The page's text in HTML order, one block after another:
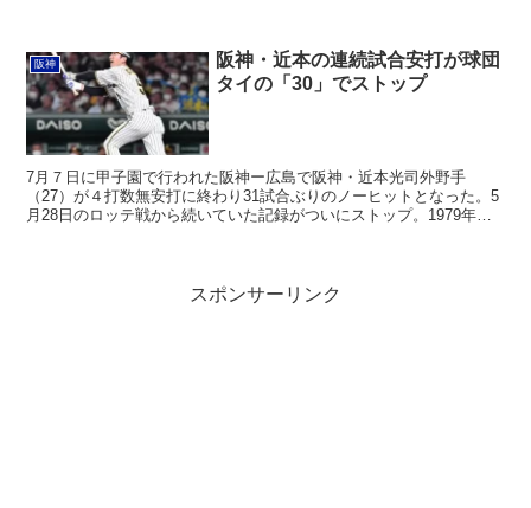
阪神
阪神・近本の連続試合安打が球団
タイの「30」でストップ
7月７日に甲子園で行われた阪神ー広島で阪神・近本光司外野手
（27）が４打数無安打に終わり31試合ぶりのノーヒットとなった。5
月28日のロッテ戦から続いていた記録がついにストップ。1979年に
スポンサーリンク